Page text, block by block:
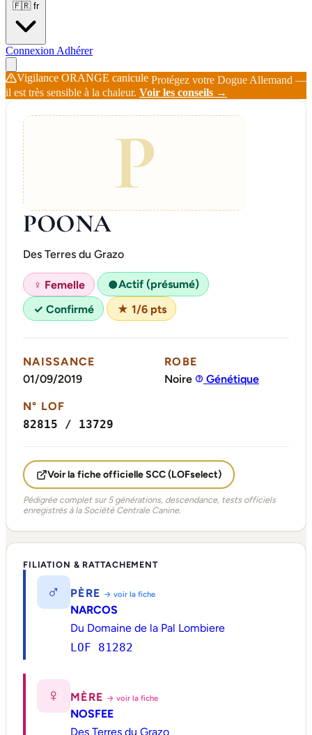
🇫🇷 fr
Connexion Adhérer
Vigilance ORANGE canicule Protégez votre Dogue Allemand —
il est très sensible à la chaleur. Voir les conseils →
P
POONA
Des Terres du Grazo
♀ Femelle ●Actif (présumé)
✓ Confirmé
★ 1/6 pts
NAISSANCE
01/09/2019
ROBE
Noire
Génétique
N° LOF
82815 / 13729
Voir la fiche officielle SCC (LOFselect)
Pédigrée complet sur 5 générations, descendance, tests officiels
enregistrés à la Société Centrale Canine.
FILIATION & RATTACHEMENT
♂ PÈRE → voir la fiche
NARCOS
Du Domaine de la Pal Lombiere
LOF 81282
♀ MÈRE → voir la fiche
NOSFEE
Des Terres du Grazo